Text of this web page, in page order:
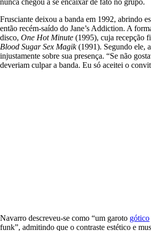
nunca chegou a se encaixar de fato no grupo.
Frusciante deixou a banda em 1992, abrindo
então recém-saído do Jane’s Addiction. A
disco, One Hot Minute (1995), cuja recepção
Blood Sugar Sex Magik(1991). Segundo ele,
injustamente sobre sua presença. “Se não
deveriam culpar a banda. Eu só aceitei o
Navarro descreveu-se como “um garoto gótico
funk”, admitindo que o contraste estético e